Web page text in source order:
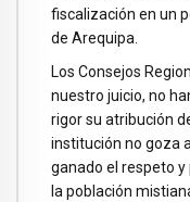
fiscalización en un
de Arequipa.
Los Consejos
nuestro juicio, no
rigor su atribución
institución no goza
ganado el respeto
la población